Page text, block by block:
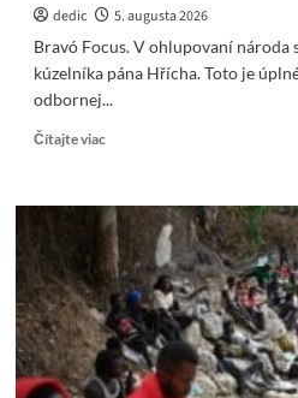
dedic
5. augusta 2026
Bravó Focus. V ohlupovaní národa
kúzelníka pána Hřícha. Toto je
odbornej...
Čítajte viacRead
Bravó
Focus.
V
ohlupovaní
národa
ste
už
dobehli
aj